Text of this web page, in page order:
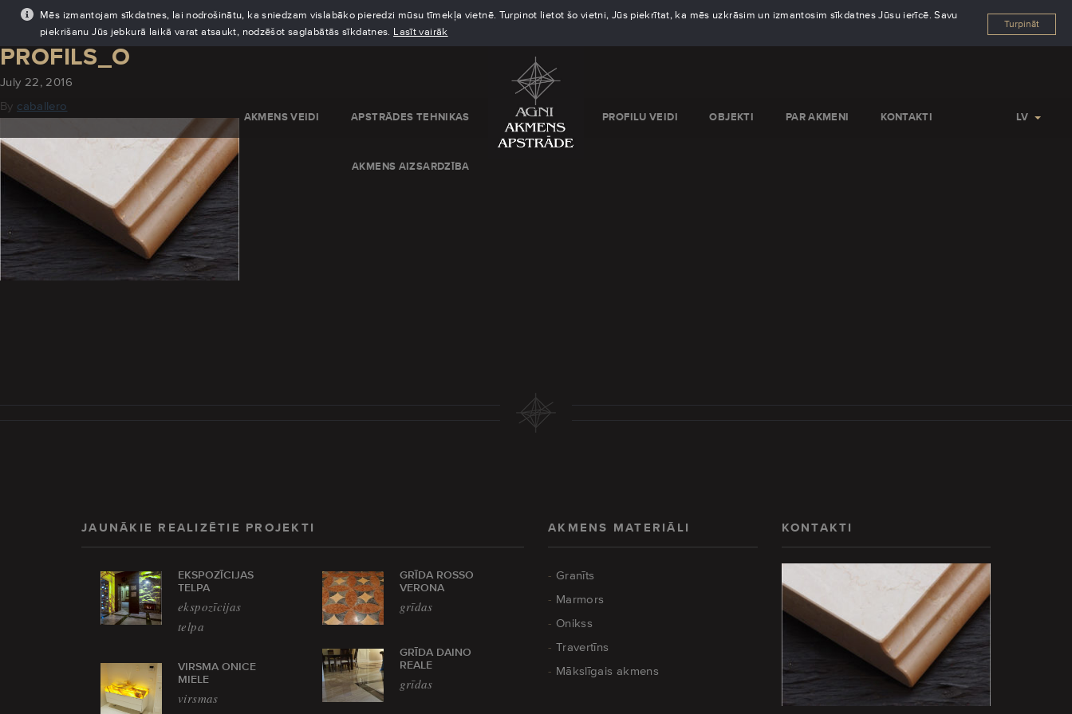
Mēs izmantojam sīkdatnes, lai nodrošinātu, ka sniedzam vislabāko pieredzi mūsu tīmekļa vietnē. Turpinot lietot šo vietni, Jūs piekrītat, ka mēs uzkrāsim un izmantosim sīkdatnes Jūsu ierīcē. Savu
piekrišanu Jūs jebkurā laikā varat atsaukt, nodzēšot saglabātās sīkdatnes. Lasīt vairāk
Turpināt
AKMENS VEIDI APSTRĀDES TEHNIKAS
AKMENS AIZSARDZĪBA
PROFILU VEIDI OBJEKTI PAR AKMENI KONTAKTI LV
PROFILS_O
July 22, 2016
By caballero
JAUNĀKIE REALIZĒTIE PROJEKTI
EKSPOZĪCIJAS
TELPA
ekspozīcijas
telpa
VIRSMA ONICE
MIELE
virsmas
GRĪDA ROSSO
VERONA
grīdas
GRĪDA DAINO
REALE
grīdas
AKMENS MATERIĀLI
Granīts
Marmors
Onikss
Travertīns
Mākslīgais akmens
KONTAKTI